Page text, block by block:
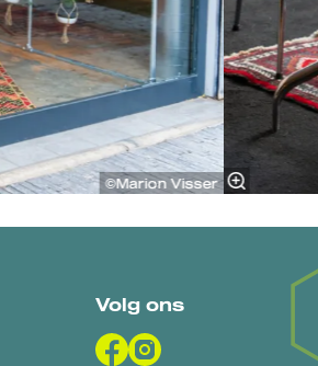
©Marion Visser
Volg ons